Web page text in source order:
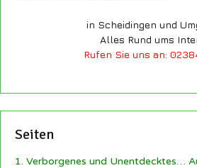
in Scheidingen und
Alles Rund ums
Rufen Sie uns an:
Seiten
1. Verborgenes und Unentdecktes…